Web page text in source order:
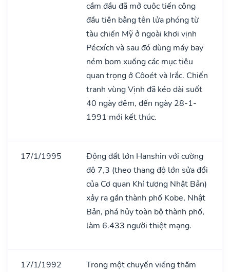
cầm đầu đã mở cuộc tiến công
đầu tiên bằng tên lửa phóng từ
tàu chiến Mỹ ở ngoài khơi vịnh
Pécxích và sau đó dùng máy bay
ném bom xuống các mục tiêu
quan trọng ở Côoét và Irắc. Chiến
tranh vùng Vịnh đã kéo dài suốt
40 ngày đêm, đến ngày 28-1-
1991 mới kết thúc.
17/1/1995
Động đất lớn Hanshin với cường
độ 7,3 (theo thang độ lớn sửa đổi
của Cơ quan Khí tượng Nhật Bản)
xảy ra gần thành phố Kobe, Nhật
Bản, phá hủy toàn bộ thành phố,
làm 6.433 người thiệt mạng.
17/1/1992
Trong một chuyến viếng thăm